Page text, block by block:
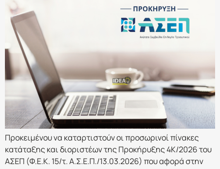
Προκειμένου να καταρτιστούν οι προσωρινοί πίνακες
κατάταξης και διοριστέων της Προκήρυξης 4Κ/2026 του
ΑΣΕΠ (Φ.Ε.Κ. 15/τ. Α.Σ.Ε.Π./13.03.2026) που αφορά στην